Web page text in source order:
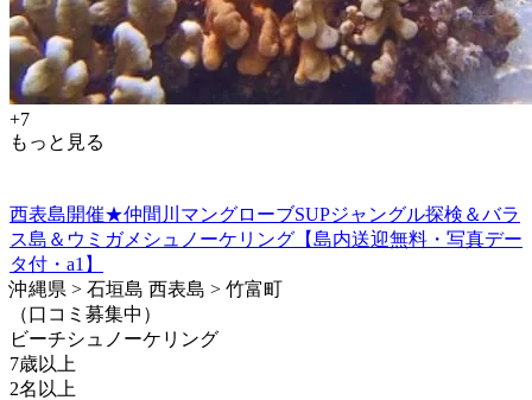
+7
もっと見る
西表島開催★仲間川マングローブSUPジャングル探検＆バラ
ス島＆ウミガメシュノーケリング【島内送迎無料・写真デー
タ付・a1】
沖縄県 > 石垣島 西表島 > 竹富町
（口コミ募集中）
ビーチシュノーケリング
7歳以上
2名以上